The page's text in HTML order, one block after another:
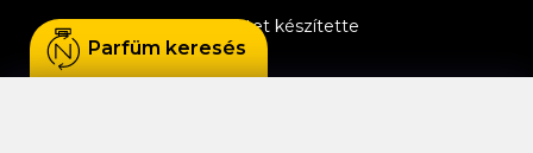
Shoptet készítette
Parfüm keresés